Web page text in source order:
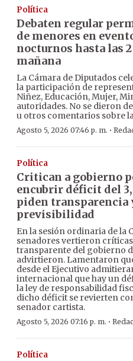
Política
Debaten regular
de menores en
nocturnos hasta las
mañana
La Cámara de Diputados
la participación de
Niñez, Educación, Mujer,
autoridades. No se dieron
u otros comentarios sobre
Agosto 5, 2026 07:46 p. m. ·
Política
Critican a gobierno
encubrir déficit del
piden transparencia
previsibilidad
En la sesión ordinaria de la
senadores vertieron
transparente del gobierno
advirtieron. Lamentaron
desde el Ejecutivo
internacional que hay un
la ley de responsabilidad
dicho déficit se revierten
senador cartista.
Agosto 5, 2026 07:16 p. m. ·
Política